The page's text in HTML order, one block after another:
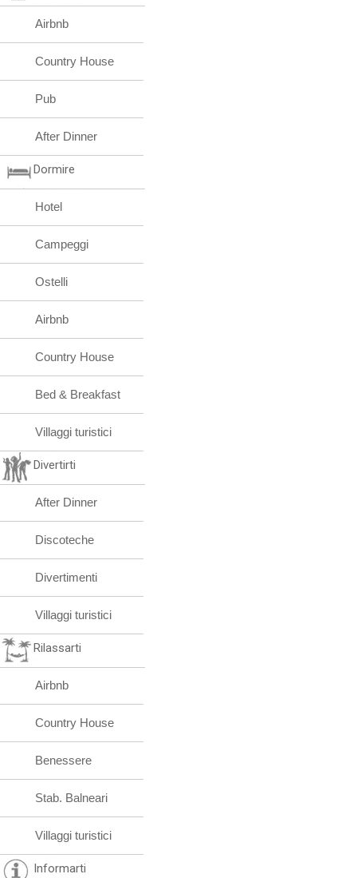
Airbnb
Country House
Pub
After Dinner
Dormire
Hotel
Campeggi
Ostelli
Airbnb
Country House
Bed & Breakfast
Villaggi turistici
Divertirti
After Dinner
Discoteche
Divertimenti
Villaggi turistici
Rilassarti
Airbnb
Country House
Benessere
Stab. Balneari
Villaggi turistici
Informarti